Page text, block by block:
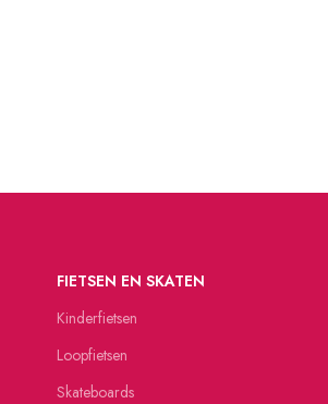
FIETSEN EN SKATEN
Kinderfietsen
Loopfietsen
Skateboards